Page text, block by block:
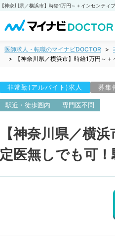
医師求人・転職のマイナビDOCTOR
【神奈川県／横浜市】時給1万円～
非常勤(アルバイト)求人 募集
駅近・徒歩圏内 専門医不問
【神奈川県／横
定医無しでも可